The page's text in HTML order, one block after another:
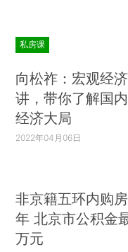
私房课
向松祚：宏观经
讲，带你了解国
经济大局
2022年04月06日
非京籍五环内购
年 北京市公积金
万元